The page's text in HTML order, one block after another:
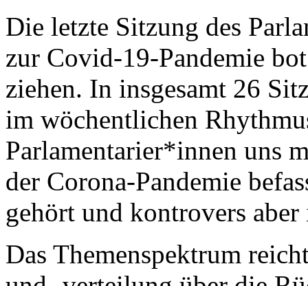
Die letzte Sitzung des
zur Covid-19-Pandemie
ziehen. In insgesamt 26
im wöchentlichen
Parlamentarier*innen uns
der Corona-Pandemie
gehört und kontrovers
Das Themenspektrum